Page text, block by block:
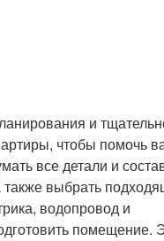
и
чтобы помочь
все детали и
выбрать
водопровод и
помещение.